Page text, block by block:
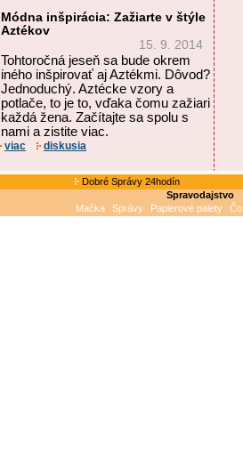
Módna inšpirácia: Zažiarte v štýle
Aztékov
15. 9. 2014
Tohtoročná jeseň sa bude okrem
iného inšpirovať aj Aztékmi. Dôvod?
Jednoduchý. Aztécke vzory a
potlače, to je to, vďaka čomu zažiari
každá žena. Začítajte sa spolu s
nami a zistite viac.
viac diskusia
Dobré Správy 24hodín
Spravodajstvo
Mačka
Správy Papierové palety